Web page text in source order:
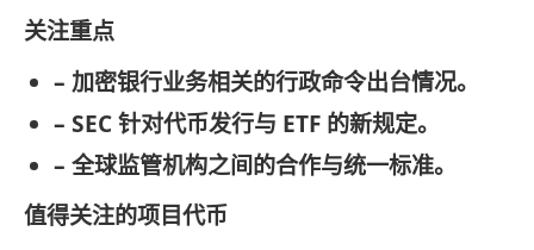
关注重点
– 加密银行业务相关的行政命令出台情况。
– SEC 针对代币发行与 ETF 的新规定。
– 全球监管机构之间的合作与统一标准。
值得关注的项目代币